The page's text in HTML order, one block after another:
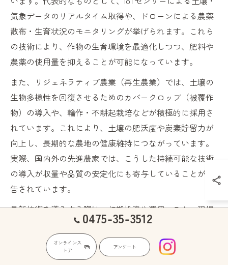
気象データのリアルタイム取得や、ドローンによる農薬
散布・生育状況のモニタリングが挙げられます。これら
の技術により、作物の生育環境を最適化しつつ、肥料や
農薬の使用量を抑えることが可能になっています。
また、リジェネラティブ農業（再生農業）では、土壌の
生物多様性を回復させるためのカバークロップ（被覆作
物）の導入や、輪作・不耕起栽培などが積極的に採用さ
れています。これにより、土壌の肥沃度や炭素貯留力が
向上し、長期的な農地の健康維持につながっています。
実際、国内外の先進農家では、こうした持続可能な技術
の導入が収量や品質の安定化にも寄与していることが報
告されています。
最新技術を導入する際は、初期投資や運用コスト、現場
での人材育成といった課題も存在します。しかし、長期
的には省力化や収益性の向上、環境リスクの低減といっ
たメリットが大きく、持続可能な農業経営の実現に欠か
0475-35-3512
オンラインス
トア
アンケート